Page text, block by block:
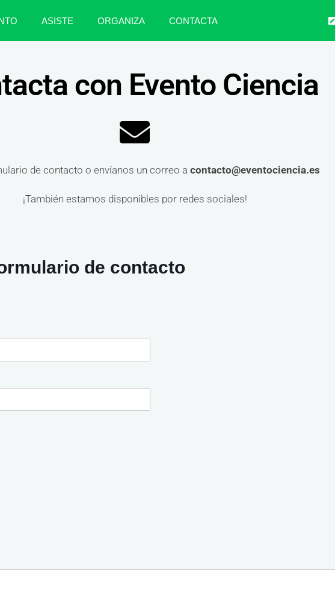
ASISTE ORGANIZA CONTACTA
con Evento Ciencia
de contacto o envíanos un correo a contacto@eventociencia.es
¡También estamos disponibles por redes sociales!
de contacto